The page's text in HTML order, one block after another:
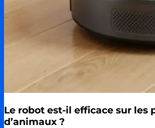
Le robot est-il efficace sur les
d’animaux ?